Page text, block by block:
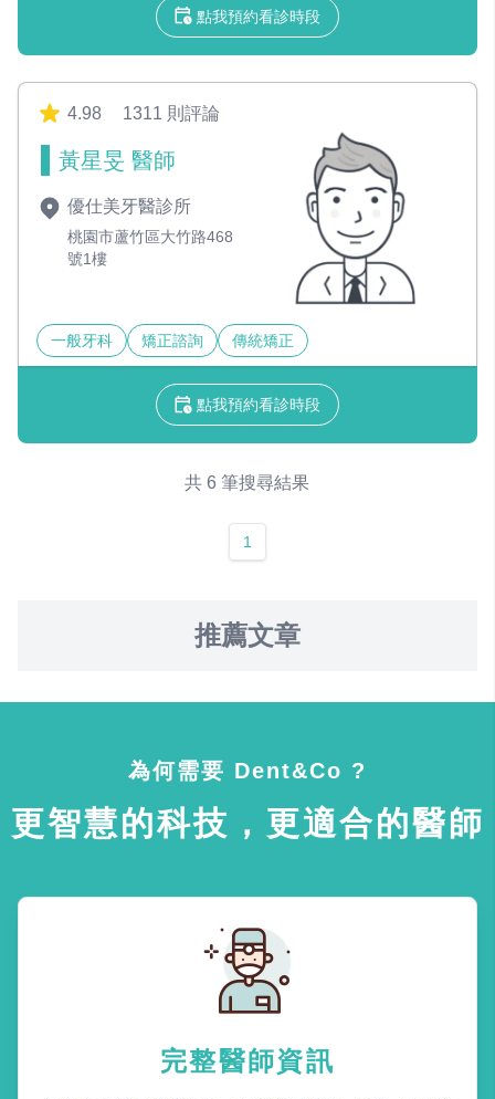
點我預約看診時段
4.98 1311 則評論
黃星旻 醫師
優仕美牙醫診所
桃園市蘆竹區大竹路468
號1樓
一般牙科 矯正諮詢 傳統矯正
點我預約看診時段
共 6 筆搜尋結果
1
推薦文章
為何需要 Dent&Co ?
更智慧的科技，更適合的醫師
完整醫師資訊